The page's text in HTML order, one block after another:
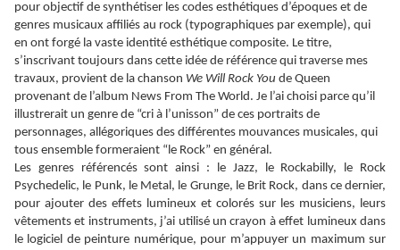
pour objectif de synthétiser les codes esthétiques d’époques et de
genres musicaux affiliés au rock (typographiques par exemple), qui
en ont forgé la vaste identité esthétique composite. Le titre,
s’inscrivant toujours dans cette idée de référence qui traverse mes
travaux, provient de la chanson We Will Rock You de Queen
provenant de l’album News From The World. Je l’ai choisi parce qu’il
illustrerait un genre de “cri à l’unisson” de ces portraits de
personnages, allégoriques des différentes mouvances musicales, qui
tous ensemble formeraient “le Rock” en général.
Les genres référencés sont ainsi : le Jazz, le Rockabilly, le Rock
Psychedelic, le Punk, le Metal, le Grunge, le Brit Rock, dans ce dernier,
pour ajouter des effets lumineux et colorés sur les musiciens, leurs
vêtements et instruments, j’ai utilisé un crayon à effet lumineux dans
le logiciel de peinture numérique, pour m’appuyer un maximum sur